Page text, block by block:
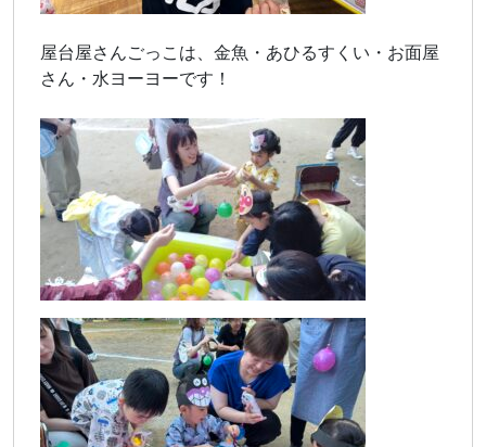
屋台屋さんごっこは、金魚・あひるすくい・お面屋
さん・水ヨーヨーです！